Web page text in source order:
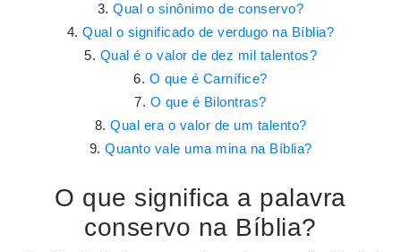
Qual o sinônimo de conservo?
Qual o significado de verdugo na Bíblia?
Qual é o valor de dez mil talentos?
O que é Carnífice?
O que é Bilontras?
Qual era o valor de um talento?
Quanto vale uma mina na Bíblia?
O que significa a palavra
conservo na Bíblia?